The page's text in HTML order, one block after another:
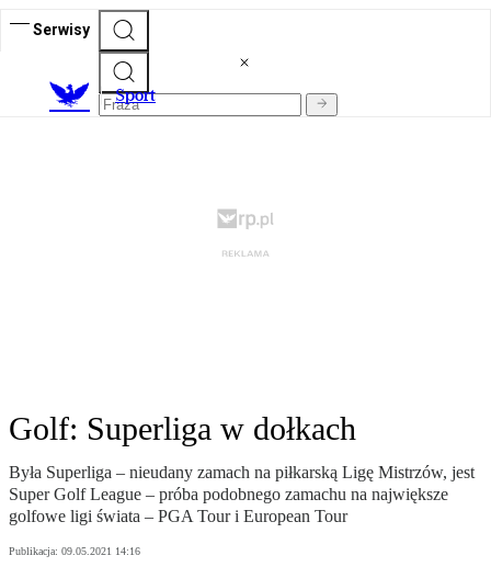
Serwisy
Sport
Golf: Superliga w dołkach
Była Superliga – nieudany zamach na piłkarską Ligę Mistrzów, jest
Super Golf League – próba podobnego zamachu na największe
golfowe ligi świata – PGA Tour i European Tour
Publikacja: 09.05.2021 14:16